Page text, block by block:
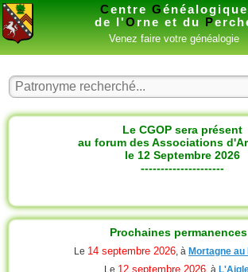
Centre Généalogique
de l'O rne et du P
Venez faire votre généalogie
Le CGOP sera présent
au forum des Associations
le 12 Septembre 2026
---------------------
Prochaines permanences
Le 14 septembre 2026, à Mortagne au
Le 12 septembre 2026, à